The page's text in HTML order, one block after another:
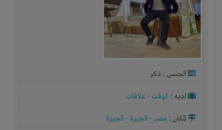
الجنس : ذكر
لديـه : الوقت - علاقات
المكان : مصر- الجيزة - الجيزة